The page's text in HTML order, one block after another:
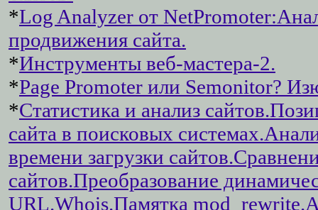
*Log Analyzer от
продвижения сайта.
*Инструменты веб-мастера-2.
*Page Promoter или Semonitor?
*Статистика и анализ
сайта в поисковых
времени загрузки
сайтов.Преобразование
URL.Whois.Памятка